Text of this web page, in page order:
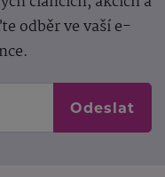
odběr ve vaší e-
Odeslat